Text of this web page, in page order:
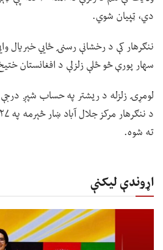
دي، ټپیان شوي.
ننګرهار کې د رخشانې رسنۍ ځايي خبریال
سهار پورې څو ځلې زلزلې د افغانستان
ته شوه.
اړوندې لیکنې